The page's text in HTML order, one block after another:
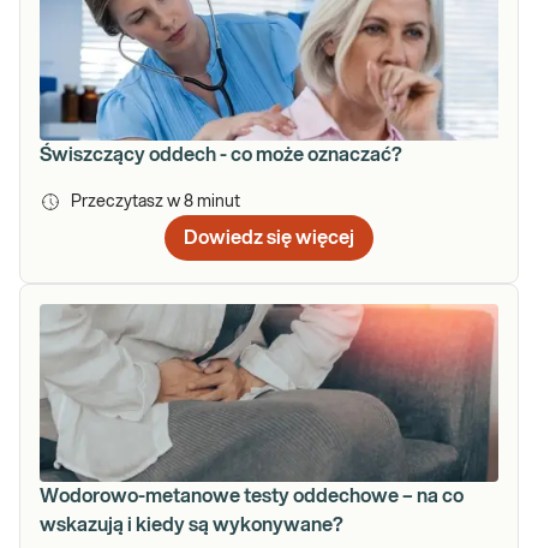
Świszczący oddech - co może oznaczać?
Przeczytasz w 8 minut
Dowiedz się więcej
Wodorowo-metanowe testy oddechowe – na co
wskazują i kiedy są wykonywane?